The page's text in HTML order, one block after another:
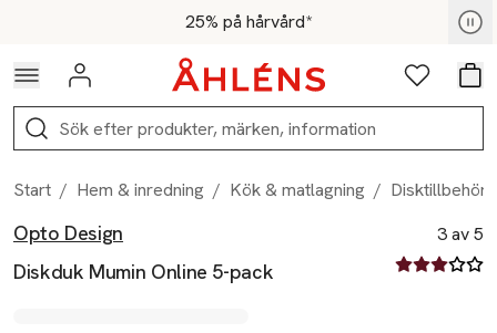
Hoppa till navigationsmenyn25% på hårvård*
För medlemmar - Shoppa nu
Logga in Favoriter
Sök
Start / Hem & inredning / Kök & matlagning / Disktillbehör
Produktbilder
Hoppa över bildspelet
Opto Design
Diskduk Mumin Online 5-pack
3 av 5
3 av fem
Produktinformation